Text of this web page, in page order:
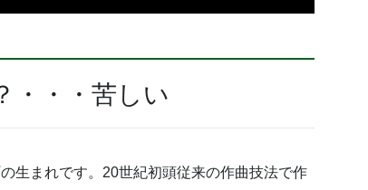
・・・苦しい
生まれです。20世紀初頭従来の作曲技法で作